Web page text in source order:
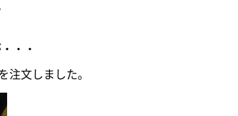
・・
文しました。